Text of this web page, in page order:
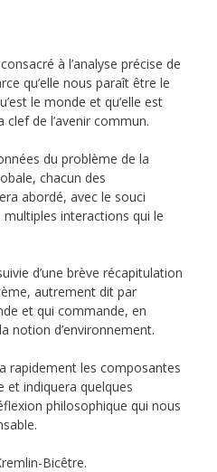
à l’analyse précise de
qu’elle nous paraît être le
le monde et qu’elle est
de l’avenir commun.
du problème de la
chacun des
abordé, avec le souci
multiples interactions qui le
d’une brève récapitulation
autrement dit par
et qui commande, en
notion d’environnement.
rapidement les composantes
et indiquera quelques
philosophique qui nous
Bicêtre.